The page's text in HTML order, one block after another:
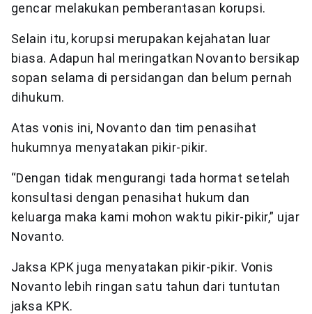
gencar melakukan pemberantasan korupsi.
Selain itu, korupsi merupakan kejahatan luar
biasa. Adapun hal meringatkan Novanto bersikap
sopan selama di persidangan dan belum pernah
dihukum.
Atas vonis ini, Novanto dan tim penasihat
hukumnya menyatakan pikir-pikir.
“Dengan tidak mengurangi tada hormat setelah
konsultasi dengan penasihat hukum dan
keluarga maka kami mohon waktu pikir-pikir,” ujar
Novanto.
Jaksa KPK juga menyatakan pikir-pikir. Vonis
Novanto lebih ringan satu tahun dari tuntutan
jaksa KPK.